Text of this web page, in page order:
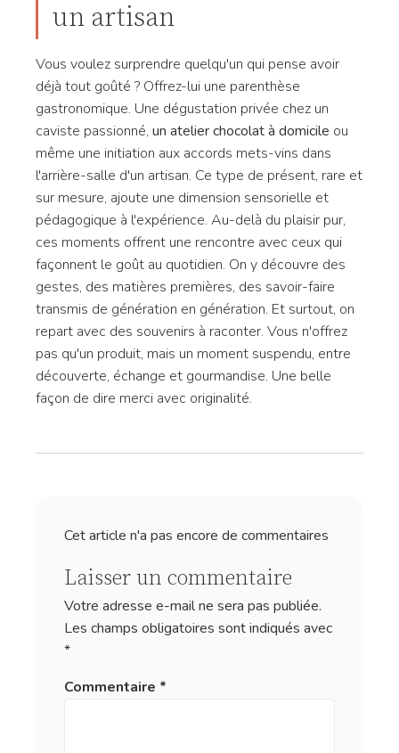
un artisan
Vous voulez surprendre quelqu'un qui pense avoir
déjà tout goûté ? Offrez-lui une parenthèse
gastronomique. Une dégustation privée chez un
caviste passionné, un atelier chocolat à domicile ou
même une initiation aux accords mets-vins dans
l'arrière-salle d'un artisan. Ce type de présent, rare et
sur mesure, ajoute une dimension sensorielle et
pédagogique à l'expérience. Au-delà du plaisir pur,
ces moments offrent une rencontre avec ceux qui
façonnent le goût au quotidien. On y découvre des
gestes, des matières premières, des savoir-faire
transmis de génération en génération. Et surtout, on
repart avec des souvenirs à raconter. Vous n'offrez
pas qu'un produit, mais un moment suspendu, entre
découverte, échange et gourmandise. Une belle
façon de dire merci avec originalité.
Cet article n'a pas encore de commentaires
Laisser un commentaire
Votre adresse e-mail ne sera pas publiée.
Les champs obligatoires sont indiqués avec
*
Commentaire *